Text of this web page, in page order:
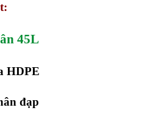
45L
HDPE
đạp